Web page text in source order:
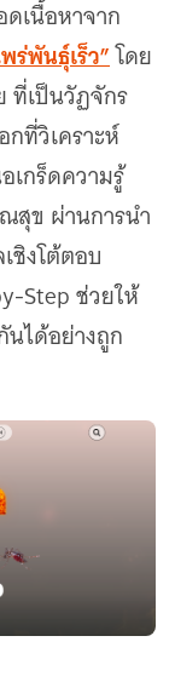
เนื้อหาจาก
ร่พันธุ์เร็ว”โดย
ที่เป็นวัฏจักร
ที่วิเคราะห์
กร็ดความรู้
สุข ผ่านการนำ
ชิงโต้ตอบ
Step ช่วยให้
นได้อย่างถูก